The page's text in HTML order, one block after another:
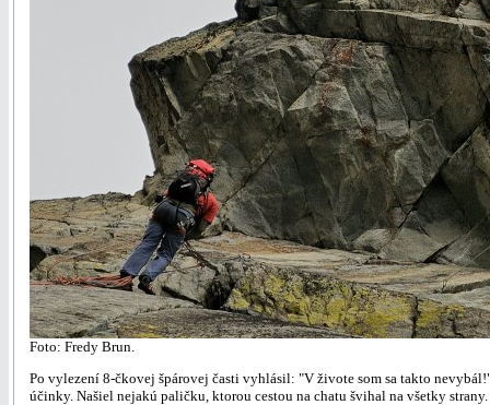
Foto: Fredy Brun.
Po vylezení 8-čkovej špárovej časti vyhlásil: "V živote som sa takto
účinky. Našiel nejakú paličku, ktorou cestou na chatu švihal na všetky